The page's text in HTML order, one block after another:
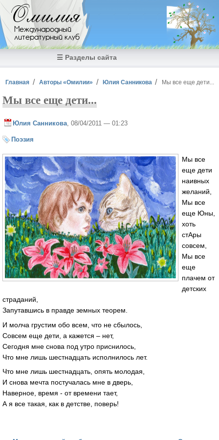
Перейти к основному содержанию
Омилия
Международный
литературный клуб
☰ Разделы сайта
Вы здесь
Главная Авторы «Омилии» Юлия Санникова Мы все еще дети...
Мы все еще дети...
Юлия Санникова , 08/04/2011 — 01:23
Поэзия
Мы все
еще дети
наивных
желаний,
Мы все
еще Юны,
хоть
стАры
совсем,
Мы все
еще
плачем от
детских
страданий,
Запутавшись в правде земных теорем.
И молча грустим обо всем, что не сбылось,
Совсем еще дети, а кажется – нет,
Сегодня мне снова под утро приснилось,
Что мне лишь шестнадцать исполнилось лет.
Что мне лишь шестнадцать, опять молодая,
И снова мечта постучалась мне в дверь,
Наверное, время - от времени тает,
А я все такая, как в детстве, поверь!